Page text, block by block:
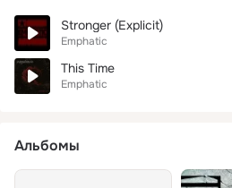
Stronger (Explicit)
Emphatic
This Time
Emphatic
Альбомы